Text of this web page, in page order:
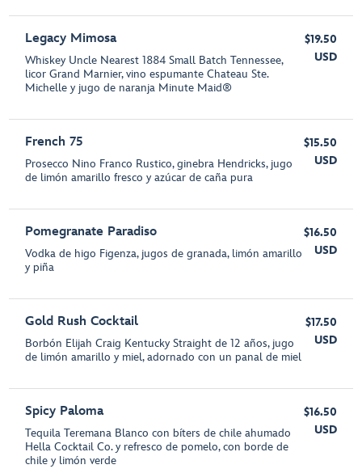
Legacy Mimosa
Whiskey Uncle Nearest 1884 Small Batch Tennessee,
licor Grand Marnier, vino espumante Chateau Ste.
Michelle y jugo de naranja Minute Maid®
$19.50
USD
French 75
Prosecco Nino Franco Rustico, ginebra Hendricks, jugo
de limón amarillo fresco y azúcar de caña pura
$15.50
USD
Pomegranate Paradiso
Vodka de higo Figenza, jugos de granada, limón amarillo
y piña
$16.50
USD
Gold Rush Cocktail
Borbón Elijah Craig Kentucky Straight de 12 años, jugo
de limón amarillo y miel, adornado con un panal de miel
$17.50
USD
Spicy Paloma
Tequila Teremana Blanco con bíters de chile ahumado
Hella Cocktail Co. y refresco de pomelo, con borde de
chile y limón verde
$16.50
USD